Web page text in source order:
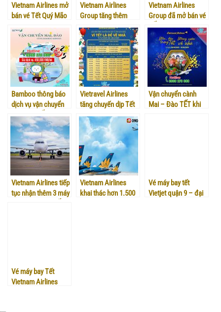
Vietnam Airlines mở
bán vé Tết Quý Mão
2023
Vietnam Airlines
Group tăng thêm
hơn 100 nghìn chỗ
dịp TẾT
Vietnam Airlines
Group đã mở bán vé
TẾT Nguyên Đán
2025
Bamboo thông báo
dịch vụ vận chuyển
Mai Đào TẾT 2025
Vietravel Airlines
tăng chuyến dịp Tết
âm lịch 2025
Vận chuyển cành
Mai – Đào TẾT khi
Vietnam Airlines tiếp
tục nhận thêm 3 máy
Vietnam Airlines
khai thác hơn 1.500
Vé máy bay tết
Vietjet quận 9 – đại
Vé máy bay Tết
Vietnam Airlines